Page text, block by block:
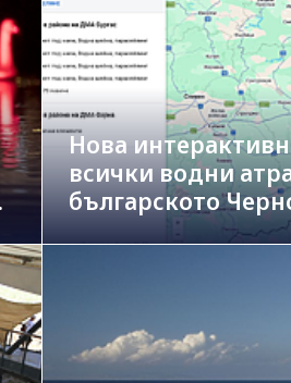
Нова
всички водни
българското